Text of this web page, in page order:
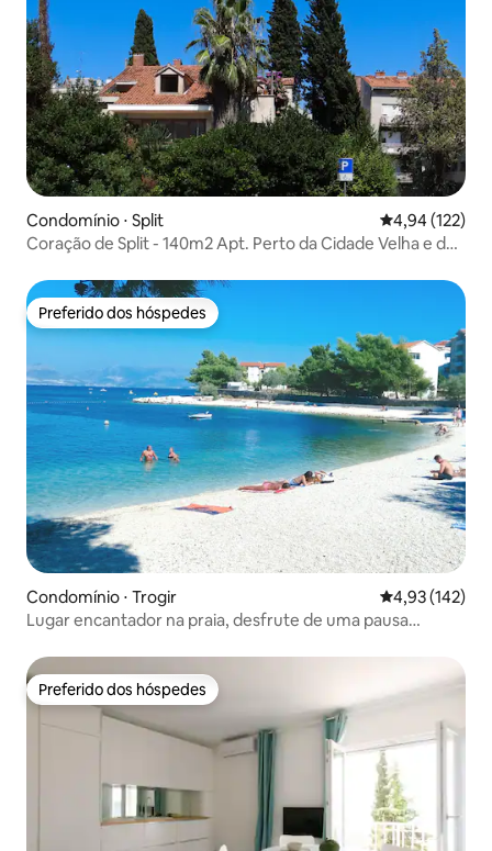
Condomínio ⋅ Split 4,94 de uma
4,94 (122)
Coração de Split - 140m2 Apt. Perto da Cidade Velha e da
Preferido dos hóspedes
Preferido dos hóspedes
Condomínio ⋅ Trogir 4,93 de uma
4,93 (142)
Lugar encantador na praia, desfrute de uma pausa
Preferido dos hóspedes
Preferido dos hóspedes